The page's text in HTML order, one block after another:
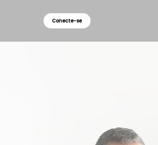
Conecte-se